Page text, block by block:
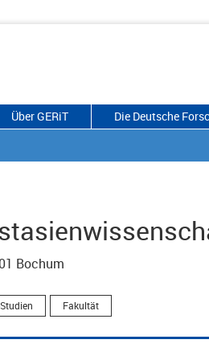
Über GERiT Die Deutsche
Bochum
Fakultät